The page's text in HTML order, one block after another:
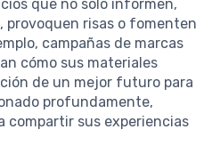
que no solo informen,
provoquen risas o fomenten
campañas de marcas
cómo sus materiales
de un mejor futuro para
profundamente,
compartir sus experiencias